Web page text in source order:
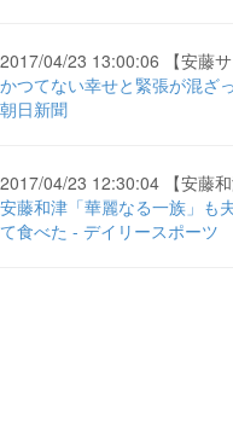
2017/04/23 13:00:06 【安藤サ
かつてない幸せと緊張が混ざ
朝日新聞
2017/04/23 12:30:04 【安藤和
安藤和津「華麗なる一族」も
て食べた - デイリースポーツ